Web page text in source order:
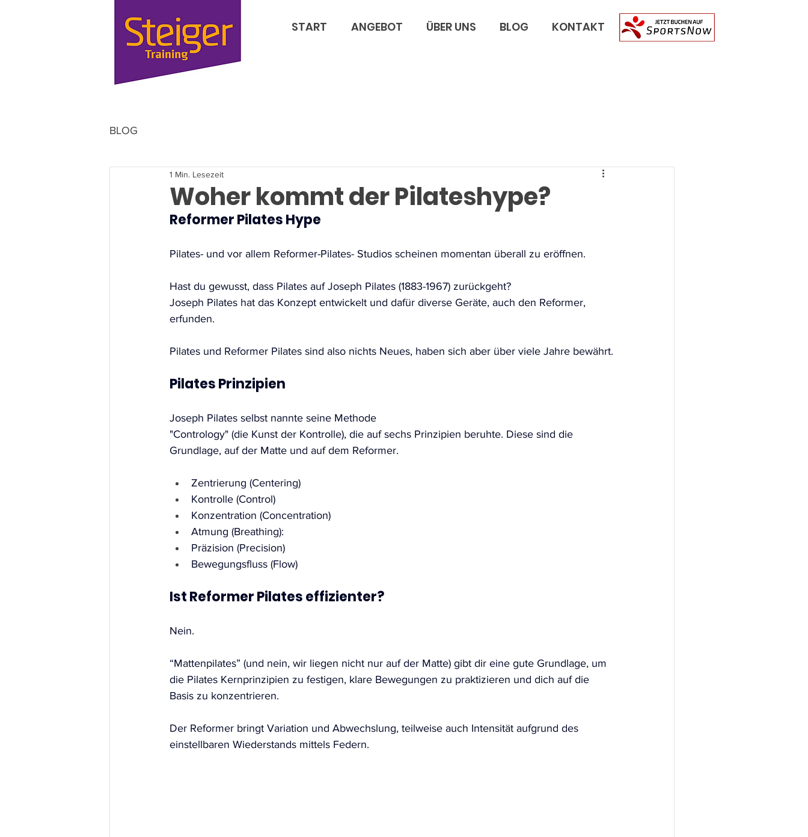
START ANGEBOT ÜBER UNS BLOG KONTAKT
BLOG
Woher kommt der Pilateshype?
1 Min. Lesezeit
Reformer Pilates Hype
Pilates- und vor allem Reformer-Pilates- Studios scheinen momentan überall zu eröffnen.
Hast du gewusst, dass Pilates auf Joseph Pilates (1883-1967) zurückgeht?
Joseph Pilates hat das Konzept entwickelt und dafür diverse Geräte, auch den Reformer,
erfunden.
Pilates und Reformer Pilates sind also nichts Neues, haben sich aber über viele Jahre bewährt.
Pilates Prinzipien
Joseph Pilates selbst nannte seine Methode
"Contrology" (die Kunst der Kontrolle), die auf sechs Prinzipien beruhte. Diese sind die
Grundlage, auf der Matte und auf dem Reformer.
Zentrierung (Centering)
Kontrolle (Control)
Konzentration (Concentration)
Atmung (Breathing):
Präzision (Precision)
Bewegungsfluss (Flow)
Ist Reformer Pilates effizienter?
Nein.
“Mattenpilates” (und nein, wir liegen nicht nur auf der Matte) gibt dir eine gute Grundlage, um
die Pilates Kernprinzipien zu festigen, klare Bewegungen zu praktizieren und dich auf die
Basis zu konzentrieren.
Der Reformer bringt Variation und Abwechslung, teilweise auch Intensität aufgrund des
einstellbaren Wiederstands mittels Federn.